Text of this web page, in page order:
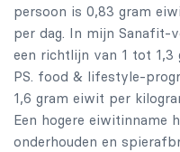
persoon is 0,83 gram
per dag. In mijn Sanafit-
een richtlijn van 1 tot
PS. food & lifestyle-
1,6 gram eiwit per
Een hogere eiwitinname
onderhouden en